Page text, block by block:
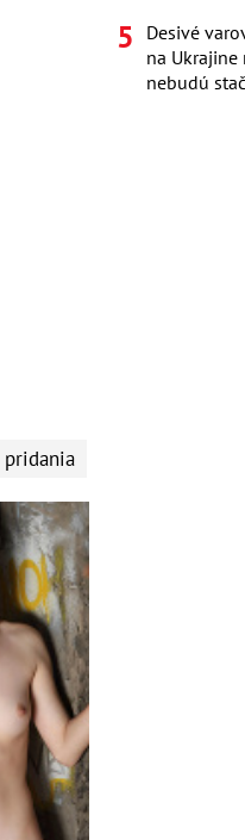
Desivé
na Ukrajine
nebudú